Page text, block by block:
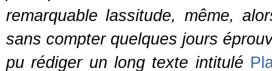
remarquable lassitude, même,
sans compter quelques jours
pu rédiger un long texte intitulé